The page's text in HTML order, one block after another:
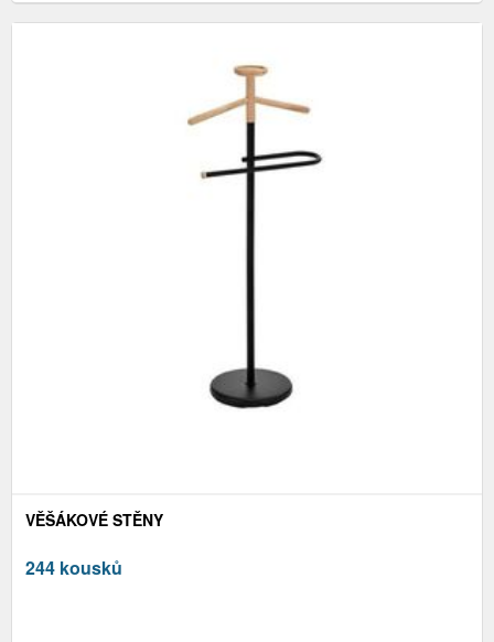
VĚŠÁKOVÉ STĚNY
244 kousků